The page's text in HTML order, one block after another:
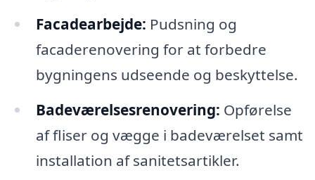
Facadearbejde: Pudsning og
facaderenovering for at forbedre
bygningens udseende og beskyttelse.
Badeværelsesrenovering: Opførelse
af fliser og vægge i badeværelset samt
installation af sanitetsartikler.